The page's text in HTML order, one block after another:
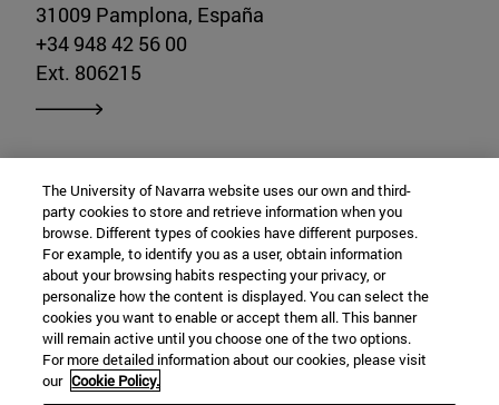
31009 Pamplona, España
+34 948 42 56 00
Ext. 806215
Departamento de Patología, Anatomía y
Fisiología
C/ Irunlarrea, s/n
The University of Navarra website uses our own and third-
party cookies to store and retrieve information when you
browse. Different types of cookies have different purposes.
For example, to identify you as a user, obtain information
about your browsing habits respecting your privacy, or
personalize how the content is displayed. You can select the
cookies you want to enable or accept them all. This banner
will remain active until you choose one of the two options.
For more detailed information about our cookies, please visit
our Cookie Policy.